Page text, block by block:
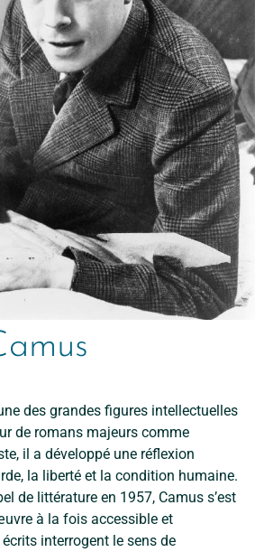
des grandes figures intellectuelles
de romans majeurs comme
il a développé une réflexion
la liberté et la condition humaine.
de littérature en 1957, Camus s’est
à la fois accessible et
interrogent le sens de